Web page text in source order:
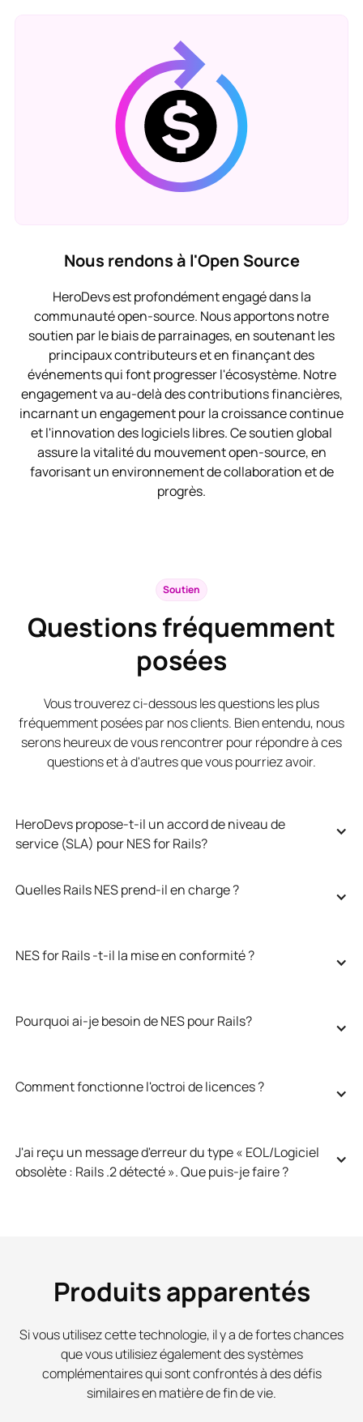
Nous rendons à l'Open Source
HeroDevs est profondément engagé dans la
communauté open-source. Nous apportons notre
soutien par le biais de parrainages, en soutenant les
principaux contributeurs et en finançant des
événements qui font progresser l'écosystème. Notre
engagement va au-delà des contributions financières,
incarnant un engagement pour la croissance continue
et l'innovation des logiciels libres. Ce soutien global
assure la vitalité du mouvement open-source, en
favorisant un environnement de collaboration et de
progrès.
Soutien
Questions fréquemment
posées
Vous trouverez ci-dessous les questions les plus
fréquemment posées par nos clients. Bien entendu, nous
serons heureux de vous rencontrer pour répondre à ces
questions et à d'autres que vous pourriez avoir.
HeroDevs propose-t-il un accord de niveau de
service (SLA) pour NES for Rails?
Quelles Rails NES prend-il en charge ?
NES for Rails -t-il la mise en conformité ?
Pourquoi ai-je besoin de NES pour Rails?
Comment fonctionne l'octroi de licences ?
J'ai reçu un message d'erreur du type « EOL/Logiciel
obsolète : Rails .2 détecté ». Que puis-je faire ?
Produits apparentés
Si vous utilisez cette technologie, il y a de fortes chances
que vous utilisiez également des systèmes
complémentaires qui sont confrontés à des défis
similaires en matière de fin de vie.